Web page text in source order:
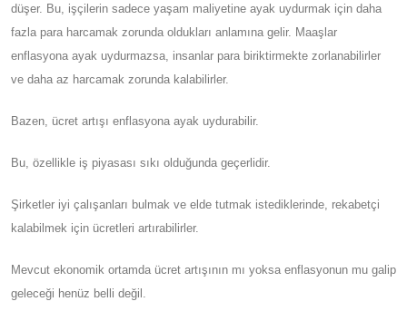
düşer. Bu, işçilerin sadece yaşam maliyetine ayak uydurmak için daha
fazla para harcamak zorunda oldukları anlamına gelir. Maaşlar
enflasyona ayak uydurmazsa, insanlar para biriktirmekte zorlanabilirler
ve daha az harcamak zorunda kalabilirler.
Bazen, ücret artışı enflasyona ayak uydurabilir.
Bu, özellikle iş piyasası sıkı olduğunda geçerlidir.
Şirketler iyi çalışanları bulmak ve elde tutmak istediklerinde, rekabetçi
kalabilmek için ücretleri artırabilirler.
Mevcut ekonomik ortamda ücret artışının mı yoksa enflasyonun mu galip
geleceği henüz belli değil.